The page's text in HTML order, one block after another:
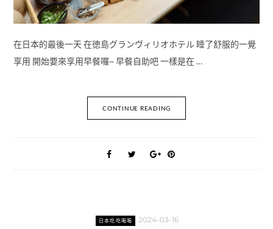
在日本的最後一天 在徳島グランヴィリオホテル 睡了舒服的一覺
享用 開始要來享用早餐囉~ 早餐自助吧 一樣是在 …
CONTINUE READING
日本吃吃喝喝 2024-03-16